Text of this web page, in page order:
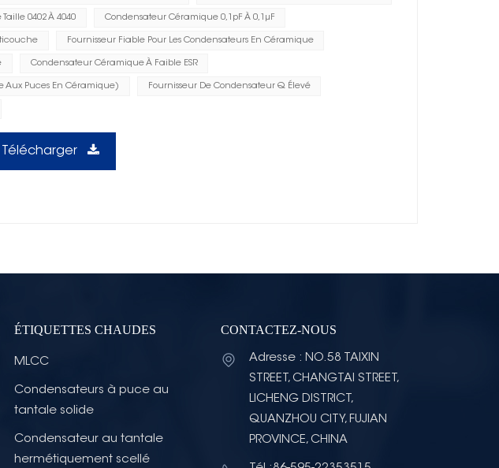
0402 À 4040 Condensateur Céramique 0,1pF À 0,1μF
Fournisseur Fiable Pour Les Condensateurs En Céramique
Condensateur Céramique À Faible ESR
Puces En Céramique) Fournisseur De Condensateur Q Élevé
Télécharger
ÉTIQUETTES CHAUDES
MLCC
Condensateurs à puce au
tantale solide
Condensateur au tantale
hermétiquement scellé
CONTACTEZ-NOUS
Adresse : NO.58 TAIXIN
STREET, CHANGTAI STREET,
LICHENG DISTRICT,
QUANZHOU CITY, FUJIAN
PROVINCE, CHINA